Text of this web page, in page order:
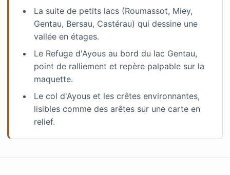
La suite de petits lacs (Roumassot, Miey,
Gentau, Bersau, Castérau) qui dessine une
vallée en étages.
Le Refuge d'Ayous au bord du lac Gentau,
point de ralliement et repère palpable sur la
maquette.
Le col d'Ayous et les crêtes environnantes,
lisibles comme des arêtes sur une carte en
relief.